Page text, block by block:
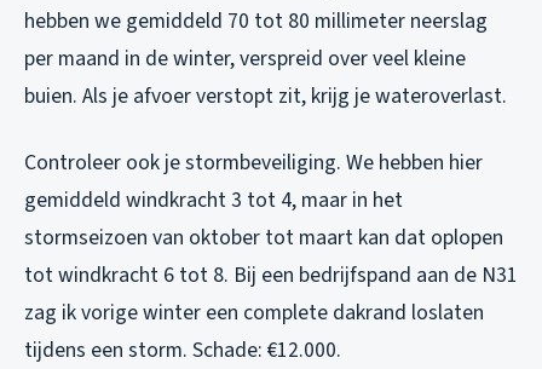
hebben we gemiddeld 70 tot 80 millimeter neerslag
per maand in de winter, verspreid over veel kleine
buien. Als je afvoer verstopt zit, krijg je wateroverlast.
Controleer ook je stormbeveiliging. We hebben hier
gemiddeld windkracht 3 tot 4, maar in het
stormseizoen van oktober tot maart kan dat oplopen
tot windkracht 6 tot 8. Bij een bedrijfspand aan de N31
zag ik vorige winter een complete dakrand loslaten
tijdens een storm. Schade: €12.000.